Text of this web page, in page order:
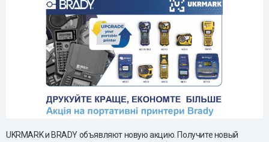
UKRMARK и BRADY объявляют новую акцию. Получите новый